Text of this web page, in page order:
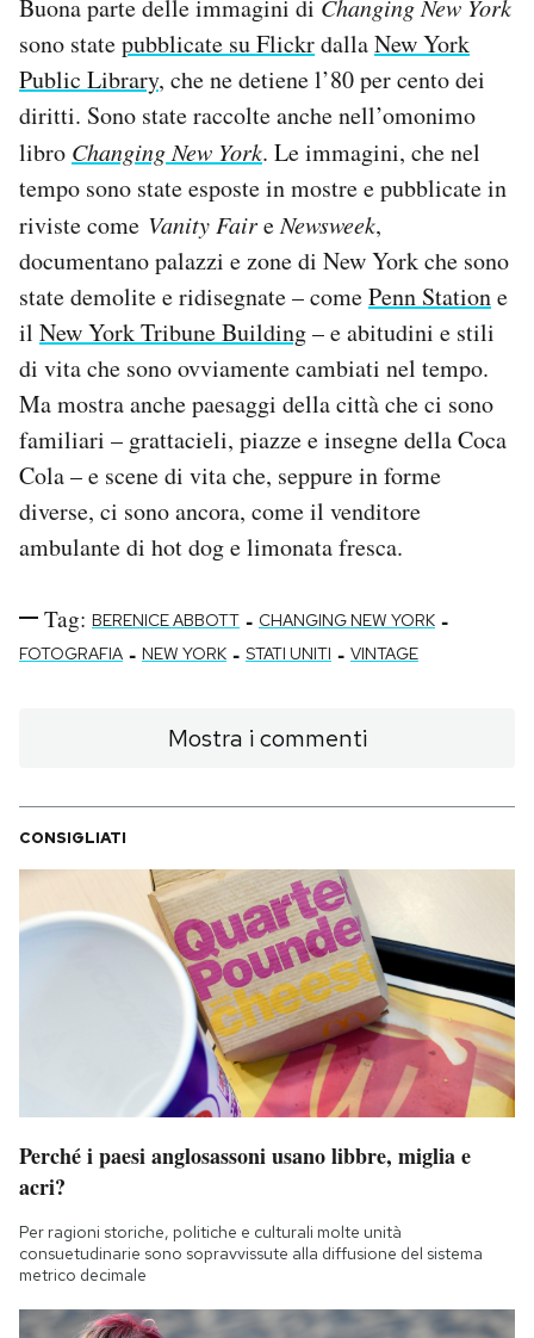
Buona parte delle immagini di Changing New York
sono statepubblicate su FlickrdallaNew York
Public Library, che ne detiene l’80 per cento dei
diritti. Sono state raccolte anche nell’omonimo
libro Changing New York. Le immagini, che nel
tempo sono state esposte in mostre e pubblicate in
riviste come Vanity FaireNewsweek,
documentano palazzi e zone di New York che sono
state demolite e ridisegnate – comePenn Statione
il New York Tribune Building– e abitudini e stili
di vita che sono ovviamente cambiati nel tempo.
Ma mostra anche paesaggi della città che ci sono
familiari – grattacieli, piazze e insegne della Coca
Cola – e scene di vita che, seppure in forme
diverse, ci sono ancora, come il venditore
ambulante di hot dog e limonata fresca.
Tag: BERENICE ABBOTT - CHANGING NEW YORK -
FOTOGRAFIA - NEW YORK - STATI UNITI - VINTAGE
Mostra i commenti
CONSIGLIATI
Perché i paesi anglosassoni usano libbre, miglia e
acri?
Per ragioni storiche, politiche e culturali molte unità
consuetudinarie sono sopravvissute alla diffusione del sistema
metrico decimale